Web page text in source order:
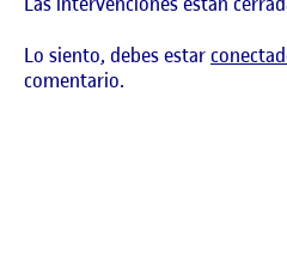
Lo siento, debes estar
comentario.